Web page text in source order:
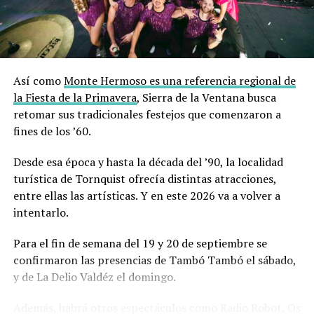
Teatroe intervenciones artísticas:
*Impro delivery celebra sus 20 años
Primera (Alvarado 818)
Teatro Instantáneo, en el cual nunca se sabe lo que va a
ocurrir. Es interacción pura volcada al escenario para
*StandUp por Julián Bellese
Viernes 7 – 21 hs – Don Bosco Teatro (Rondeau 119)
argentino, llega a Bahía con un show totalmente
renovado. Entradas: desde $40.000, disponibles en
ticketbahia.com
Así comoMonte Hermoso es una referencia regional de
la Fiesta de la Primavera, Sierra de la Ventana busca
retomar sus tradicionales festejos que comenzaron a
fines de los ’60.
Desde esa época y hasta la década del ’90, la localidad
turística de Tornquist ofrecía distintas atracciones,
entre ellas las artísticas. Y en este 2026 va a volver a
intentarlo.
Para el fin de semana del 19 y 20 de septiembre se
confirmaron las presencias de Tambó Tambó el sábado,
y de La Delio Valdéz el domingo.